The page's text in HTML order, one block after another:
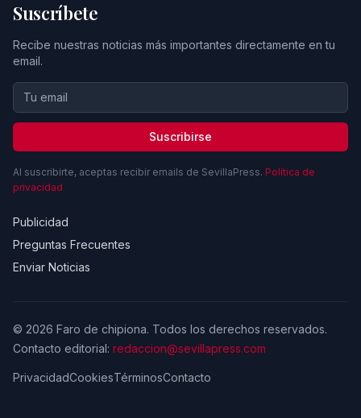
Suscríbete
Recibe nuestras noticias más importantes directamente en tu
email.
Suscribirse
Al suscribirte, aceptas recibir emails de SevillaPress. Política de
privacidad
Publicidad
Preguntas Frecuentes
Enviar Noticias
© 2026 Faro de chipiona. Todos los derechos reservados.
Contacto editorial: redaccion@sevillapress.com
PrivacidadCookiesTérminosContacto